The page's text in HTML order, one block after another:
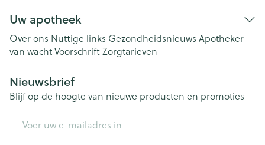
Uw apotheek
Over ons Nuttige links Gezondheidsnieuws Apotheker
van wachtVoorschriftZorgtarieven
Nieuwsbrief
Blijf op de hoogte van nieuwe producten en promoties